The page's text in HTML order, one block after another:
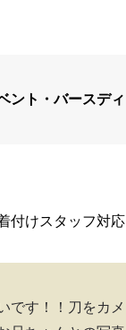
ント・バースディ
付けスタッフ対応
です！！刀をカメ